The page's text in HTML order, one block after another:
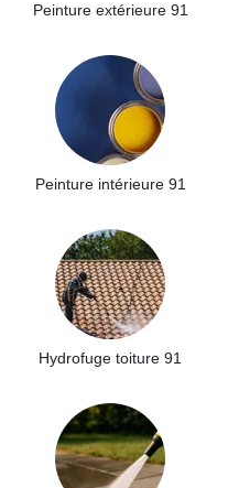
Peinture extérieure 91
Peinture intérieure 91
Hydrofuge toiture 91